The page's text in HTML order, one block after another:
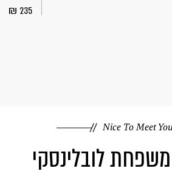
235
לובלינסקי
Nice To Meet You